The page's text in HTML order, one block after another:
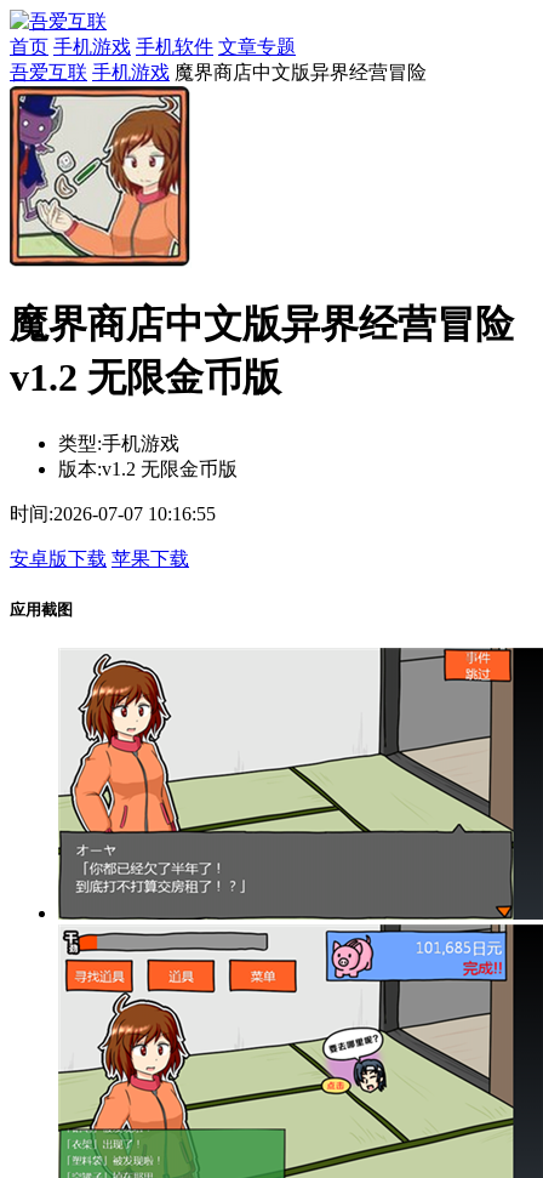
首页 手机游戏 手机软件 文章专题
吾爱互联 手机游戏 魔界商店中文版异界经营冒险
魔界商店中文版异界经营冒险
v1.2 无限金币版
类型:手机游戏
版本:v1.2 无限金币版
时间:2026-07-07 10:16:55
安卓版下载 苹果下载
应用截图